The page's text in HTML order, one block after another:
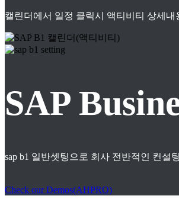
캘린더에서 일정 클릭시 액티비티 상세
SAP
sap b1 일반셋팅으로 회사 전반적인 컨설
Check our Demos(AHPRO)